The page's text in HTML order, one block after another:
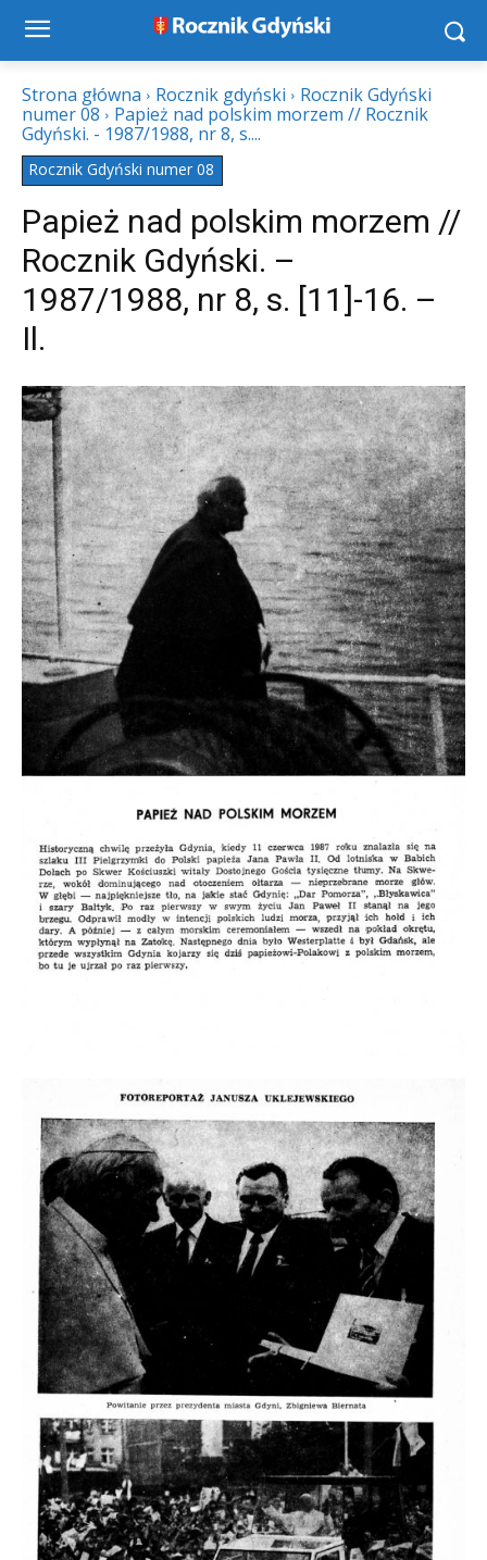
Strona główna Rocznik gdyński
Rocznik Gdyński
numer 08
Papież nad polskim morzem // Rocznik
Gdyński. - 1987/1988, nr 8, s....
Rocznik Gdyński numer 08
Papież nad polskim morzem //
Rocznik Gdyński. –
1987/1988, nr 8, s. [11]-16. –
Il.